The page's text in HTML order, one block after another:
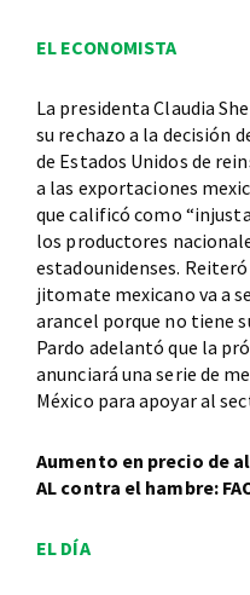
EL ECONOMISTA
La presidenta Claudia
su rechazo a la decisión
de Estados Unidos de
a las exportaciones
que calificó como
los productores
estadounidenses.
jitomate mexicano va a
arancel porque no tiene
Pardo adelantó que la
anunciará una serie de
México para apoyar al
Aumento en precio de
AL contra el hambre:
EL DÍA